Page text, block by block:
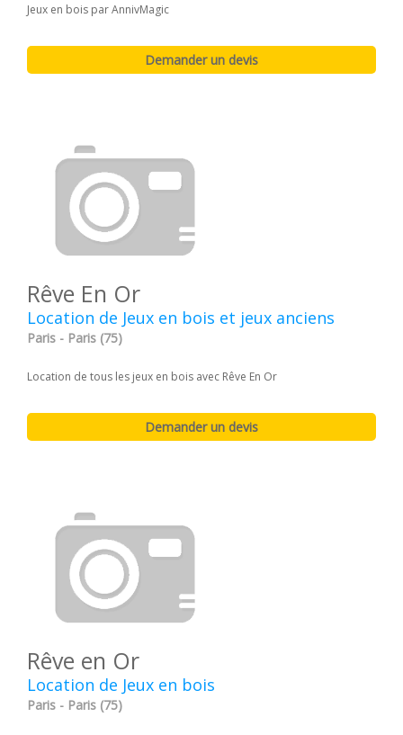
Jeux en bois par AnnivMagic
Rêve En Or
Location de Jeux en bois et jeux anciens
Paris - Paris (75)
Location de tous les jeux en bois avec Rêve En Or
Rêve en Or
Location de Jeux en bois
Paris - Paris (75)